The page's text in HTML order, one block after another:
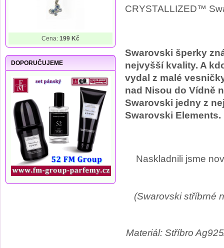
CRYSTALLIZED™
Swarovski šperky
nejvyšší kvality. A
vydal z malé
nad Nisou do Vídně
Swarovski jedny z
Swarovski Elements.
Naskladnili jsme
(Swarovski stříbrné
Materiál: Stříbro
Cena: 199 Kč
DOPORUČUJEME